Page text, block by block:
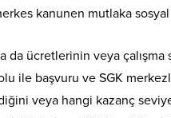
kanunen mutlaka
ya da ücretlerinin veya
ile başvuru ve SGK
veya hangi kazanç